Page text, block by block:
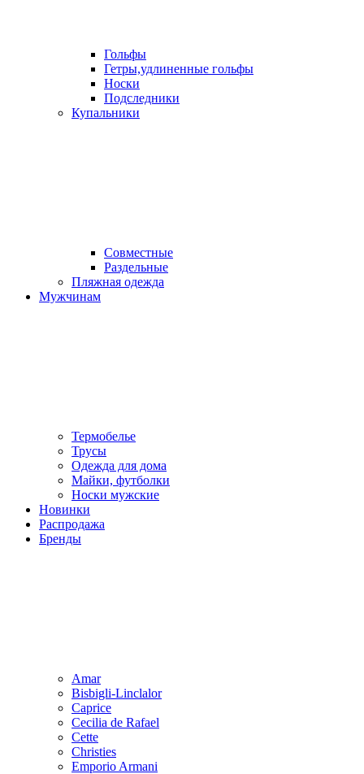
Гольфы
Гетры,удлиненные гольфы
Носки
Подследники
Купальники
Совместные
Раздельные
Пляжная одежда
Мужчинам
Термобелье
Трусы
Одежда для дома
Майки, футболки
Носки мужские
Новинки
Распродажа
Бренды
Amar
Bisbigli-Linclalor
Caprice
Cecilia de Rafael
Cette
Christies
Emporio Armani